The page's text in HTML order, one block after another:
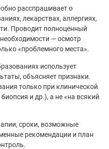
расспрашивает о
лекарствах, аллергиях,
Проводит полноценный
— осмотр
«проблемного места».
использует
объясняет признаки.
только при клинической
и др.), а не «на всякий
сроки, возможные
рекомендации и план